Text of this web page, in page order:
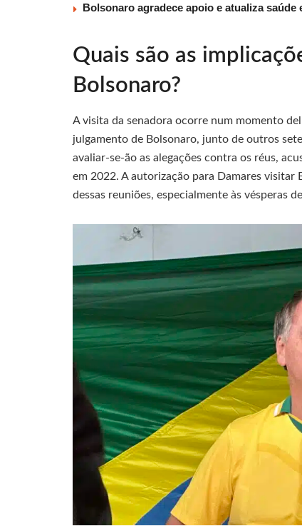
Bolsonaro agradece apoio e atualiza saúde
Quais são as
Bolsonaro?
A visita da senadora ocorre num momento
julgamento de Bolsonaro, junto de outros
avaliar-se-ão as alegações contra os réus,
em 2022. A autorização para Damares
dessas reuniões, especialmente às vésperas